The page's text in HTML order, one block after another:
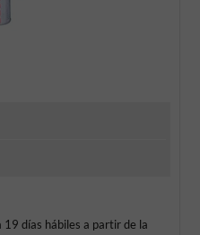
19 días hábiles a partir de la